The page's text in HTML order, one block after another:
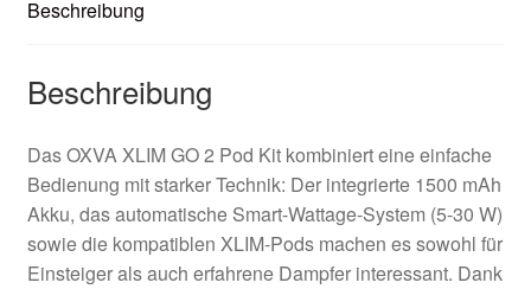
Beschreibung
Beschreibung
Das OXVA XLIM GO 2 Pod Kit kombiniert eine einfache
Bedienung mit starker Technik: Der integrierte 1500 mAh
Akku, das automatische Smart-Wattage-System (5-30 W)
sowie die kompatiblen XLIM-Pods machen es sowohl für
Einsteiger als auch erfahrene Dampfer interessant. Dank